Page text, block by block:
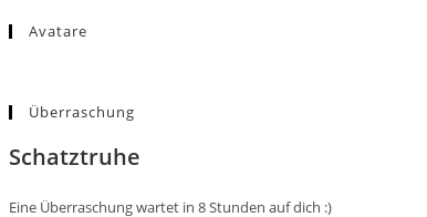
Avatare
Überraschung
Schatztruhe
Eine Überraschung wartet in 8 Stunden auf dich :)